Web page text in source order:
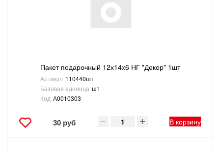
Пакет подарочный 12х14х6 НГ "Декор" 1шт
Артикул 110440шт
Базовая единица шт
Код А0010303
30 руб В корзину